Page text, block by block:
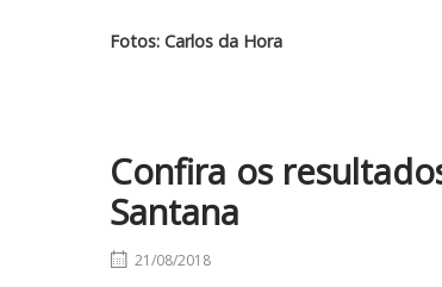
Fotos: Carlos da Hora
Confira os
Santana
21/08/2018